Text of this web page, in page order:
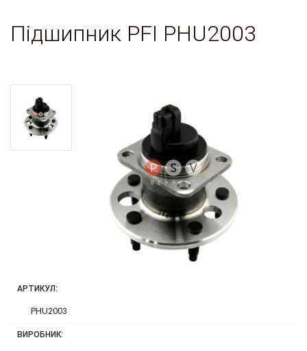
Підшипник PFI PHU2003
АРТИКУЛ:
PHU2003
ВИРОБНИК: